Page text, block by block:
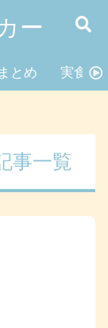
ー
とめ 実食レ
事一覧